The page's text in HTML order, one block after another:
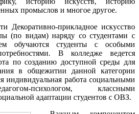
промыслов и многое другое.
Декоративно-прикладное искусство
(по видам) наряду со студентами с
обучаются студенты с особыми
В колледже ведется
по созданию доступной среды для
в общежитии данной категории
индивидуальная работа социальными
психологом, классными
адаптации студентов с ОВЗ.